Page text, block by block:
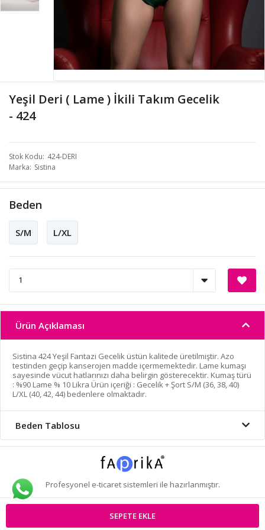
Yeşil Deri ( Lame ) İkili Takım Gecelik
- 424
Stok Kodu 424-DERI
Marka Sistina
Beden
S/M L/XL
SEPETE EKLE
Ürün Açıklaması
Sistina 424 Yeşil Fantazi Gecelik üstün kalitede üretilmiştir. Azo
testinden geçip kanserojen madde içermemektedir. Lame kumaşı
sayesinde vücut hatlarınızı daha belirgin gösterecektir. Kumaş türü
: %90 Lame % 10 Likra Ürün içeriği : Gecelik + Şort S/M (36, 38, 40)
L/XL (40, 42, 44) bedenlere olmaktadır.
Beden Tablosu
Profesyonel e-ticaretsistemleri ile hazırlanmıştır.